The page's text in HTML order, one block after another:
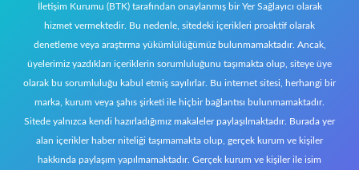
İletişim Kurumu (BTK) tarafından onaylanmış bir Yer Sağlayıcı olarak
hizmet vermektedir. Bu nedenle, sitedeki içerikleri proaktif olarak
denetleme veya araştırma yükümlülüğümüz bulunmamaktadır. Ancak,
üyelerimiz yazdıkları içeriklerin sorumluluğunu taşımakta olup, siteye üye
olarak bu sorumluluğu kabul etmiş sayılırlar. Bu internet sitesi, herhangi bir
marka, kurum veya şahıs şirketi ile hiçbir bağlantısı bulunmamaktadır.
Sitede yalnızca kendi hazırladığımız makaleler paylaşılmaktadır. Burada yer
alan içerikler haber niteliği taşımamakta olup, gerçek kurum ve kişiler
hakkında paylaşım yapılmamaktadır. Gerçek kurum ve kişiler ile isim